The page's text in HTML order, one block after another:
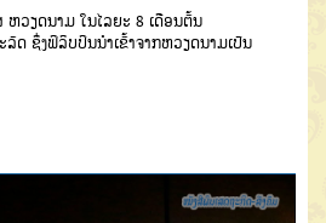
ຫວຽດນາມ ໃນໄລຍະ 8 ເດືອນຕົ້ນ
ລັດ ຊຶ່ງຟິລິບປິນນໍາເຂົ້າຈາກຫວຽດນາມເປັນ